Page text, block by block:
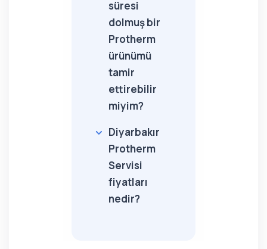
süresi
dolmuş bir
Protherm
ürünümü
tamir
ettirebilir
miyim?
Diyarbakır
Protherm
Servisi
fiyatları
nedir?